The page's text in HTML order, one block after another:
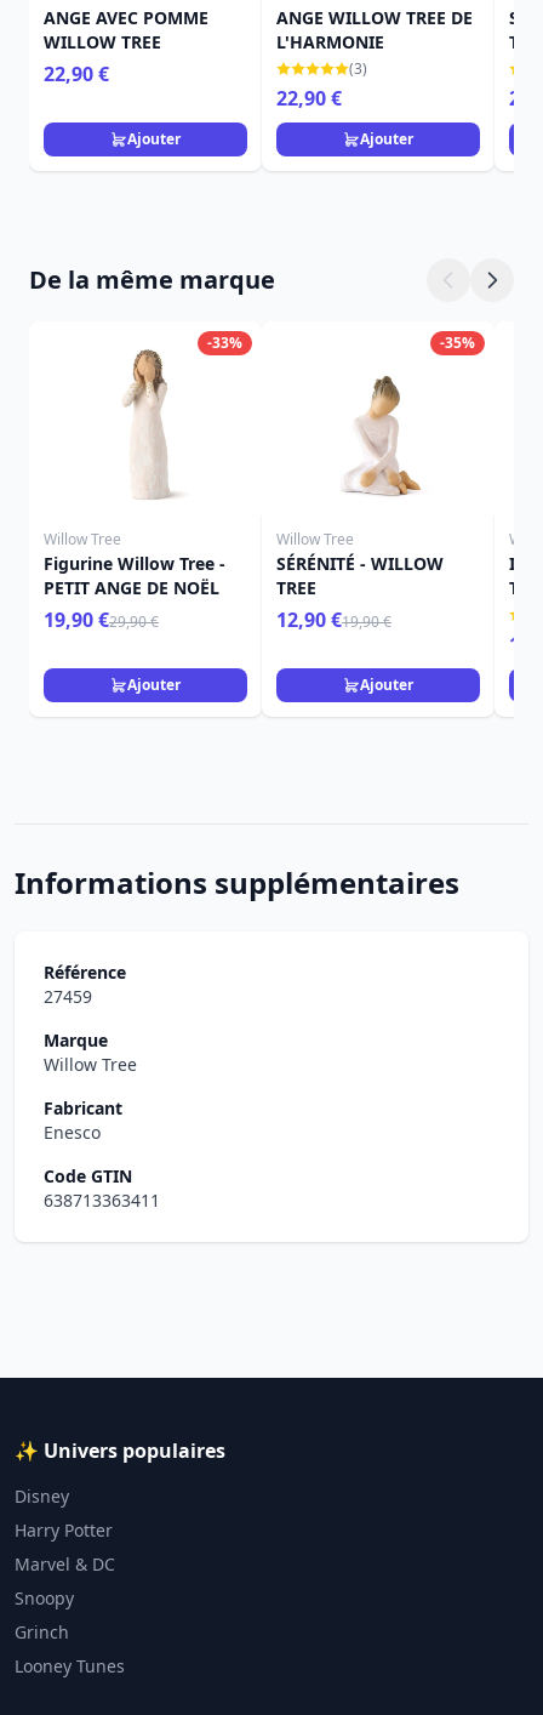
ANGE AVEC POMME
WILLOW TREE
22,90 €
Ajouter
ANGE WILLOW TREE DE
L'HARMONIE
(3)
22,90 €
Ajouter
De la même marque
-33%
Willow Tree
Figurine Willow Tree -
PETIT ANGE DE NOËL
19,90 €29,90 €
Ajouter
-35%
Willow Tree
SÉRÉNITÉ - WILLOW
TREE
12,90 €19,90 €
Ajouter
ICI
Informations supplémentaires
Référence
27459
Marque
Willow Tree
Fabricant
Enesco
Code GTIN
638713363411
✨ Univers populaires
Disney
Harry Potter
Marvel & DC
Snoopy
Grinch
Looney Tunes